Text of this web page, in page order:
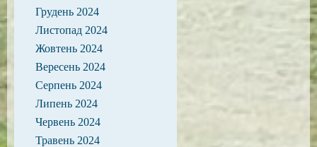
Грудень 2024
Листопад 2024
Жовтень 2024
Вересень 2024
Серпень 2024
Липень 2024
Червень 2024
Травень 2024